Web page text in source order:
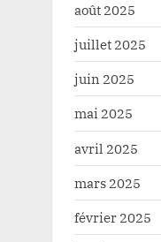
août 2025
juillet 2025
juin 2025
mai 2025
avril 2025
mars 2025
février 2025